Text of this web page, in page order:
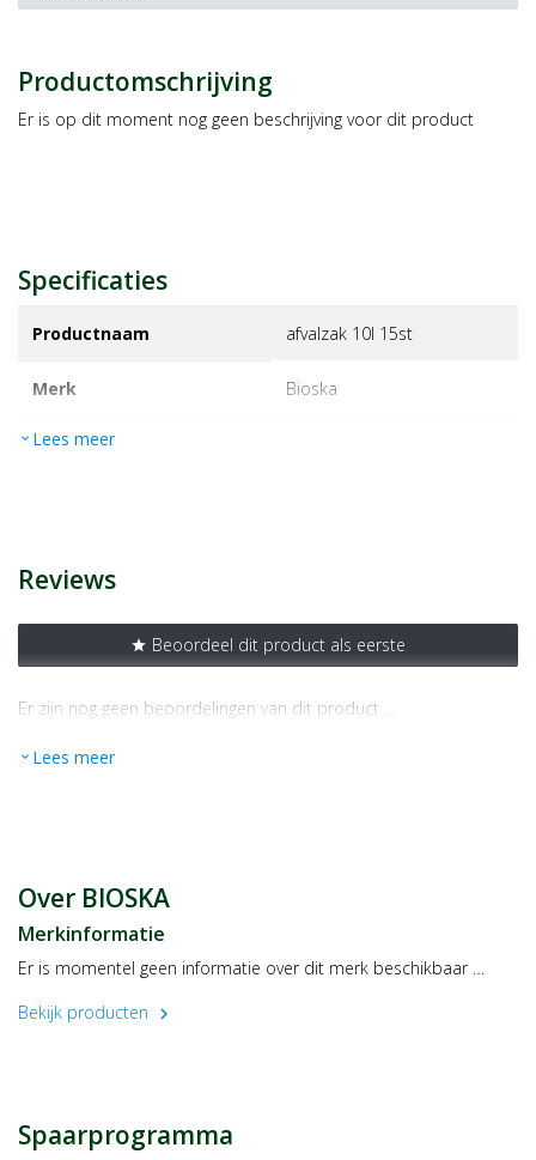
Productomschrijving
Er is op dit moment nog geen beschrijving voor dit product
Specificaties
Productnaam afvalzak 10l 15st
Merk bioska
EAN
expand_more Lees meer
Reviews
star Beoordeel dit product als eerste
Er zijn nog geen beoordelingen van dit product …
expand_more Lees meer
Over BIOSKA
Merkinformatie
Er is momentel geen informatie over dit merk beschikbaar …
Bekijk producten
chevron_right
Spaarprogramma